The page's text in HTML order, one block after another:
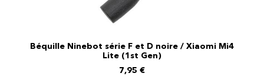
AJOUTER AU PANIER
Béquille Ninebot série F et D noire / Xiaomi Mi4
Lite (1st Gen)
7,95 €